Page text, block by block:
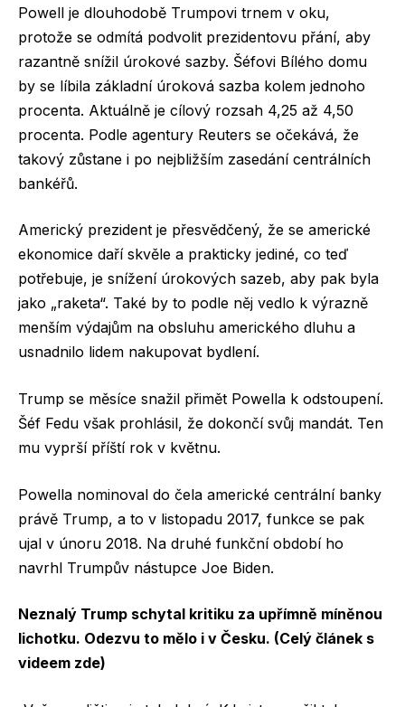
Powell je dlouhodobě Trumpovi trnem v oku,
protože se odmítá podvolit prezidentovu přání, aby
razantně snížil úrokové sazby. Šéfovi Bílého domu
by se líbila základní úroková sazba kolem jednoho
procenta. Aktuálně je cílový rozsah 4,25 až 4,50
procenta. Podle agentury Reuters se očekává, že
takový zůstane i po nejbližším zasedání centrálních
bankéřů.
Americký prezident je přesvědčený, že se americké
ekonomice daří skvěle a prakticky jediné, co teď
potřebuje, je snížení úrokových sazeb, aby pak byla
jako „raketa“. Také by to podle něj vedlo k výrazně
menším výdajům na obsluhu amerického dluhu a
usnadnilo lidem nakupovat bydlení.
Trump se měsíce snažil přimět Powella k odstoupení.
Šéf Fedu však prohlásil, že dokončí svůj mandát. Ten
mu vyprší příští rok v květnu.
Powella nominoval do čela americké centrální banky
právě Trump, a to v listopadu 2017, funkce se pak
ujal v únoru 2018. Na druhé funkční období ho
navrhl Trumpův nástupce Joe Biden.
Neznalý Trump schytal kritiku za upřímně míněnou
lichotku. Odezvu to mělo i v Česku. (Celý článek s
videem zde)